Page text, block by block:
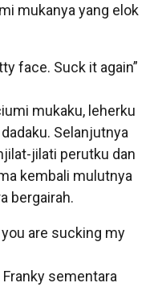
mukanya yang elok
face. Suck it again”
mukaku, leherku
Selanjutnya
jilati perutku dan
kembali mulutnya
bergairah.
are sucking my
sementara